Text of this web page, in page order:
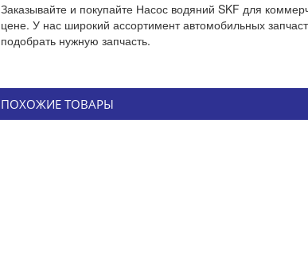
Заказывайте и покупайте Насос водяний SKF для
цене. У нас широкий ассортимент автомобильных
подобрать нужную запчасть.
ПОХОЖИЕ ТОВАРЫ